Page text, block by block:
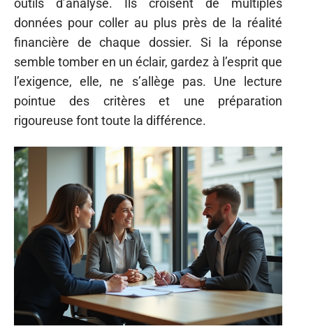
outils d’analyse. Ils croisent de multiples
données pour coller au plus près de la réalité
financière de chaque dossier. Si la réponse
semble tomber en un éclair, gardez à l’esprit que
l’exigence, elle, ne s’allège pas. Une lecture
pointue des critères et une préparation
rigoureuse font toute la différence.